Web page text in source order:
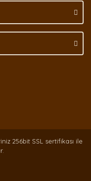
256bit SSL sertifikası ile